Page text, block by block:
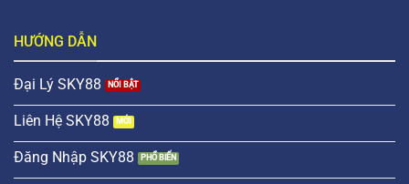
HƯỚNG DẪN
Đại Lý SKY88
Liên Hệ SKY88
Đăng Nhập SKY88